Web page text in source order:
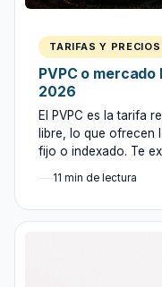
TARIFAS Y PRECIOS
PVPC o
2026
El PVPC es la tarifa
libre, lo que ofrecen
fijo o indexado. Te
11 min de lectura